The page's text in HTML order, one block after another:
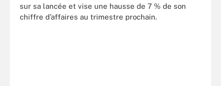
sur sa lancée et vise une hausse de 7 % de son
chiffre d’affaires au trimestre prochain.